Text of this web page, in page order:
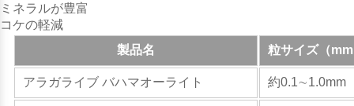
ミネラルが豊富
コケの軽減
製品名
粒サイズ（
アラガライブ バハマオーライト 約0.1∼1.0mm